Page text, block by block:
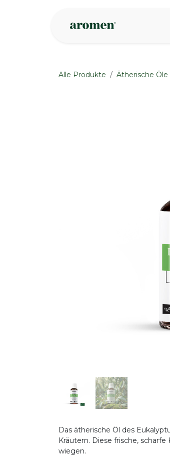
Alle Produkte Ätherische Öle
Das ätherische Öl des
Kräutern. Diese frische,
wiegen.